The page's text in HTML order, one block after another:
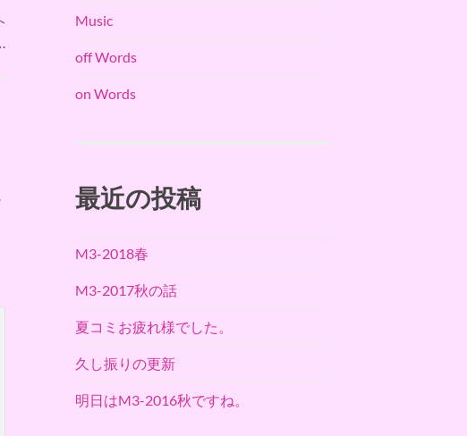
Music
off Words
on Words
最近の投稿
M3-2018春
M3-2017秋の話
夏コミお疲れ様でした。
久し振りの更新
明日はM3-2016秋ですね。